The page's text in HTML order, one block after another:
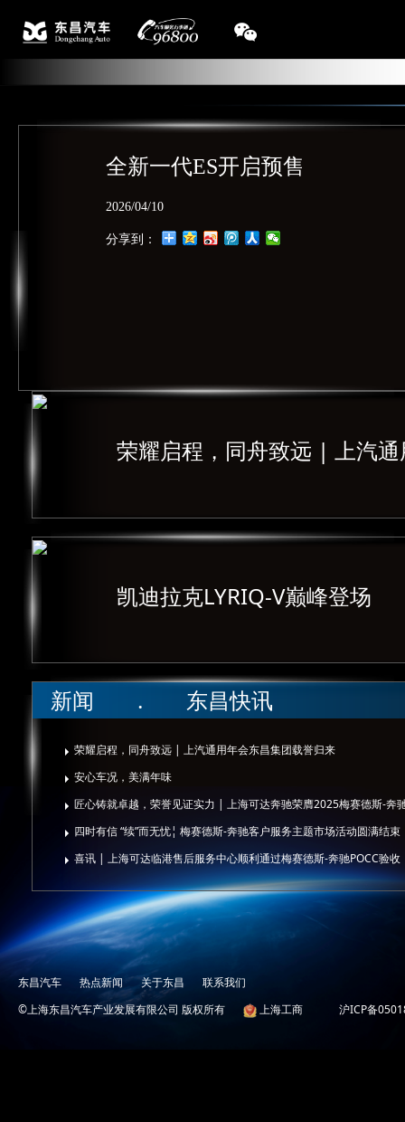
全新一代ES开启预售
2026/04/10
分享到：
荣耀启程，同舟致远 | 上汽
凯迪拉克LYRIQ-V巅峰登场
新闻 . 东昌快讯
荣耀启程，同舟致远 | 上汽通用年会东昌集团载誉归来
安心车况，美满年味
匠心铸就卓越，荣誉见证实力 | 上海可达奔驰荣膺2025梅赛德斯-奔
四时有信 “续”而无忧¦ 梅赛德斯-奔驰客户服务主题市场活动圆满结束
喜讯 | 上海可达临港售后服务中心顺利通过梅赛德斯-奔驰POCC验收
东昌汽车 热点新闻 关于东昌
联系我们
©上海东昌汽车产业发展有限公司 版权所有
上海工商 沪ICP备